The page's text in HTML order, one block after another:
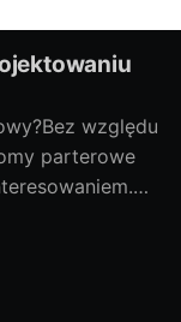
względu
parterowe
na komfort